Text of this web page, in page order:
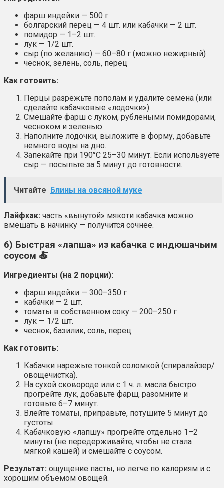
фарш индейки — 500 г
болгарский перец — 4 шт. или кабачки — 2 шт.
помидор — 1–2 шт.
лук — 1/2 шт.
сыр (по желанию) — 60–80 г (можно нежирный)
чеснок, зелень, соль, перец
Как готовить:
Перцы разрежьте пополам и удалите семена (или
сделайте кабачковые «лодочки»).
Смешайте фарш с луком, рублеными помидорами,
чесноком и зеленью.
Наполните лодочки, выложите в форму, добавьте
немного воды на дно.
Запекайте при 190°C 25–30 минут. Если используете
сыр — посыпьте за 5 минут до готовности.
Читайте Блины на овсяной муке
Лайфхак: часть «вынутой» мякоти кабачка можно
вмешать в начинку — получится сочнее.
6) Быстрая «лапша» из кабачка с индюшачьим
соусом 🍝
Ингредиенты (на 2 порции):
фарш индейки — 300–350 г
кабачки — 2 шт.
томаты в собственном соку — 200–250 г
лук — 1/2 шт.
чеснок, базилик, соль, перец
Как готовить:
Кабачки нарежьте тонкой соломкой (спиралайзер/
овощечистка).
На сухой сковороде или с 1 ч. л. масла быстро
прогрейте лук, добавьте фарш, разомните и
готовьте 6–7 минут.
Влейте томаты, приправьте, потушите 5 минут до
густоты.
Кабачковую «лапшу» прогрейте отдельно 1–2
минуты (не передерживайте, чтобы не стала
мягкой кашей) и смешайте с соусом.
Результат: ощущение пасты, но легче по калориям и с
хорошим объёмом овощей.